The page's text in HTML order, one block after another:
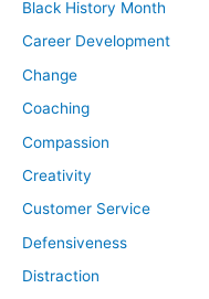
Black History Month
Career Development
Change
Coaching
Compassion
Creativity
Customer Service
Defensiveness
Distraction